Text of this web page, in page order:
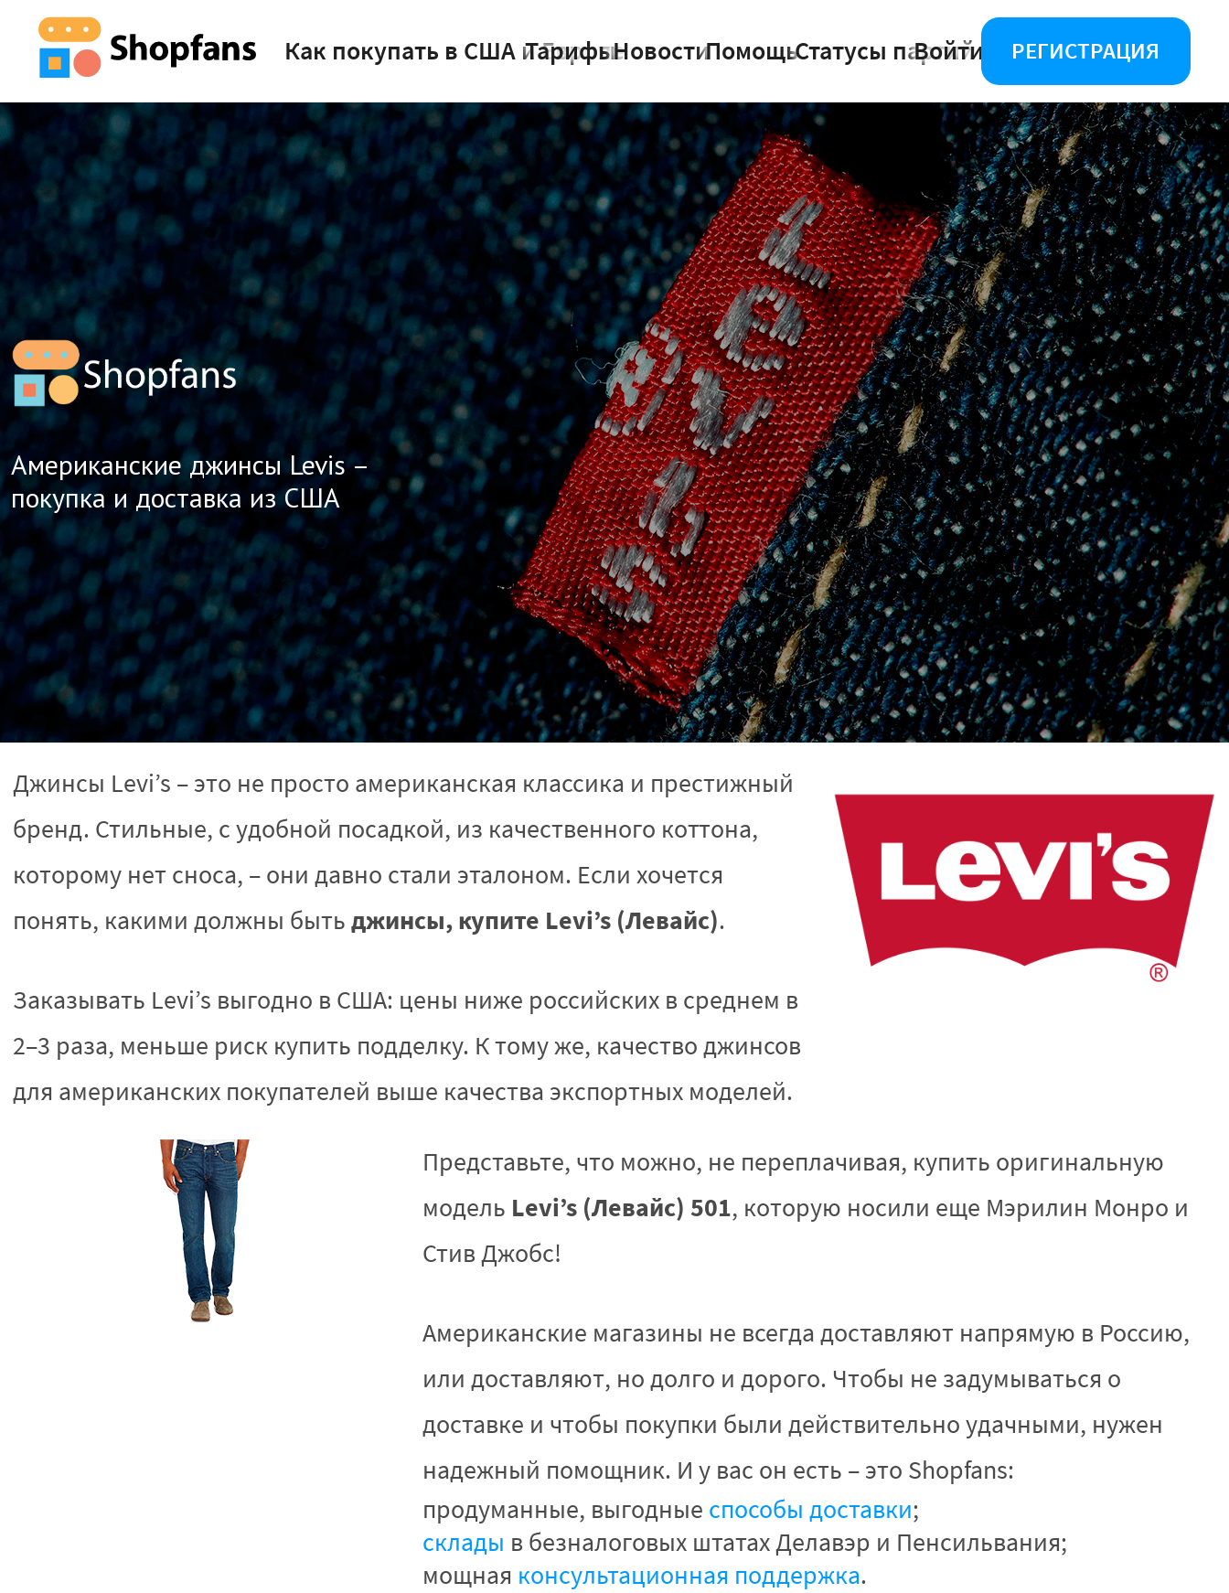
Как покупать в США и Европе
ТарифыНовостиПомощьСтатусы партий
Войти РЕГИСТРАЦИЯ
Американские джинсы Levis –
покупка и доставка из США
Джинсы Levi’s – это не просто американская классика и престижный
бренд. Стильные, с удобной посадкой, из качественного коттона,
которому нет сноса, – они давно стали эталоном. Если хочется
понять, какими должны бытьджинсы, купите Levi’s (Левайс).
Заказывать Levi’s выгодно в США: цены ниже российских в среднем в
2–3 раза, меньше риск купить подделку. К тому же, качество джинсов
для американских покупателей выше качества экспортных моделей.
Представьте, что можно, не переплачивая, купить оригинальную
модель Levi’s (Левайс) 501, которую носили еще Мэрилин Монро и
Стив Джобс!
Американские магазины не всегда доставляют напрямую в Россию,
или доставляют, но долго и дорого. Чтобы не задумываться о
доставке и чтобы покупки были действительно удачными, нужен
надежный помощник. И у вас он есть – это Shopfans:
продуманные, выгодные способы доставки;
склады в безналоговых штатах Делавэр и Пенсильвания;
мощная консультационная поддержка.